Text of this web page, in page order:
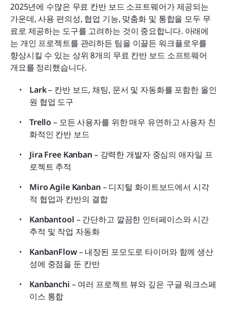
2025년에 수많은 무료 칸반 보드 소프트웨어가 제공되는
가운데, 사용 편의성, 협업 기능, 맞춤화 및 통합을 모두 무
료로 제공하는 도구를 고려하는 것이 중요합니다. 아래에
는 개인 프로젝트를 관리하든 팀을 이끌든 워크플로우를
향상시킬 수 있는 상위 8개의 무료 칸반 보드 소프트웨어
개요를 정리했습니다.
Lark – 칸반 보드, 채팅, 문서 및 자동화를 포함한 올인
원 협업 도구
Trello – 모든 사용자를 위한 매우 유연하고 사용자 친
화적인 칸반 보드
Jira Free Kanban – 강력한 개발자 중심의 애자일 프
로젝트 추적
Miro Agile Kanban – 디지털 화이트보드에서 시각
적 협업과 칸반의 결합
Kanbantool – 간단하고 깔끔한 인터페이스와 시간
추적 및 작업 자동화
KanbanFlow – 내장된 포모도로 타이머와 함께 생산
성에 중점을 둔 칸반
Kanbanchi – 여러 프로젝트 뷰와 깊은 구글 워크스페
이스 통합